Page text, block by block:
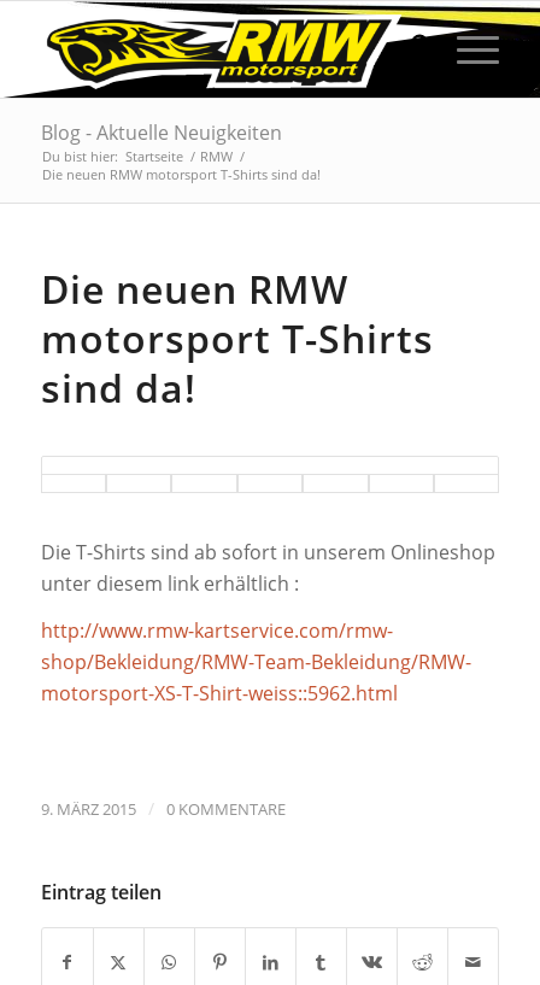
Blog - Aktuelle Neuigkeiten
Du bist hier: Startseite / RMW /
Die neuen RMW motorsport T-Shirts sind da!
Die neuen RMW
motorsport T-Shirts
sind da!
Die T-Shirts sind ab sofort in unserem Onlineshop
unter diesem link erhältlich :
http://www.rmw-kartservice.com/rmw-
shop/Bekleidung/RMW-Team-Bekleidung/RMW-
motorsport-XS-T-Shirt-weiss::5962.html
9. MÄRZ 2015 / 0 KOMMENTARE
Eintrag teilen